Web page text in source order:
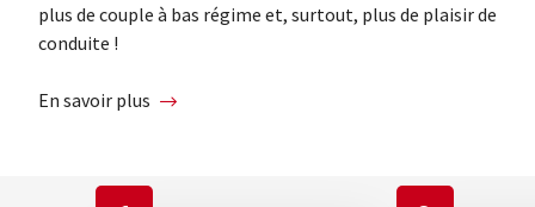
plus de couple à bas régime et, surtout, plus de plaisir de
conduite !
En savoir plus